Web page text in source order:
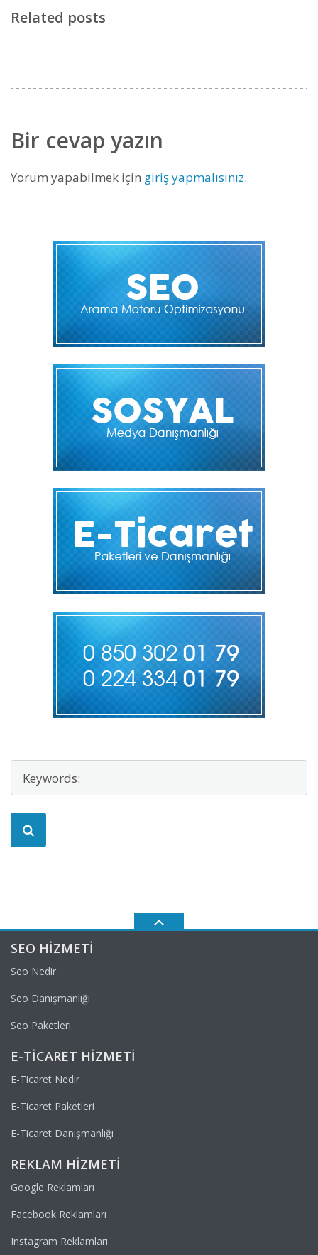
Related posts
Bir cevap yazın
Yorum yapabilmek için giriş yapmalısınız.
SEO HIZMETI
Seo Nedir
Seo Danışmanlığı
Seo Paketleri
E-TICARET HIZMETI
E-Ticaret Nedir
E-Ticaret Paketleri
E-Ticaret Danışmanlığı
REKLAM HIZMETI
Google Reklamları
Facebook Reklamları
Instagram Reklamları